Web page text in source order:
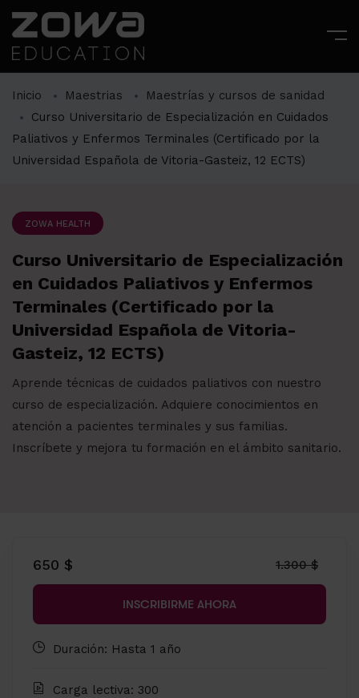
Inicio Maestrias
Maestrías y cursos de sanidad
Curso Universitario de Especialización en Cuidados
Paliativos y Enfermos Terminales (Certificado por la
Universidad Española de Vitoria-Gasteiz, 12 ECTS)
ZOWA HEALTH
Curso Universitario de Especialización
en Cuidados Paliativos y Enfermos
Terminales (Certificado por la
Universidad Española de Vitoria-
Gasteiz, 12 ECTS)
Aprende técnicas de cuidados paliativos con nuestro
curso de especialización. Adquiere conocimientos en
atención a pacientes terminales y sus familias.
Inscríbete y mejora tu formación en el ámbito sanitario.
650 $ 1.300 $
INSCRIBIRME AHORA
Duración: Hasta 1 año
Carga lectiva: 300